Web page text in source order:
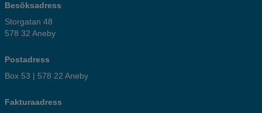
Besöksadress
Storgatan 48
578 32 Aneby
Postadress
Box 53 | 578 22 Aneby
Fakturaadress